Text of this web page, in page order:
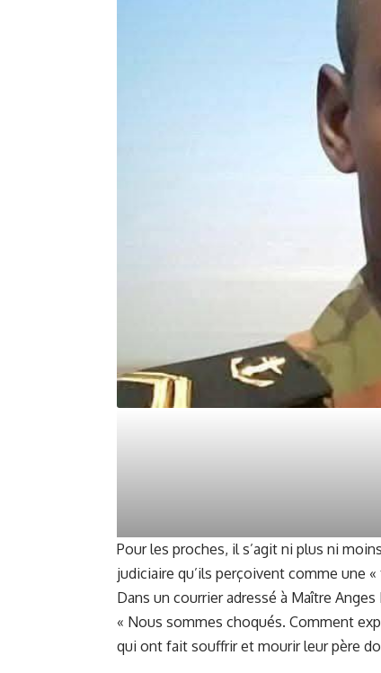
Pour les proches, il s’agit ni plus ni
judiciaire qu’ils perçoivent comme une
Dans un courrier adressé à Maître
« Nous sommes choqués. Comment
qui ont fait souffrir et mourir leur père